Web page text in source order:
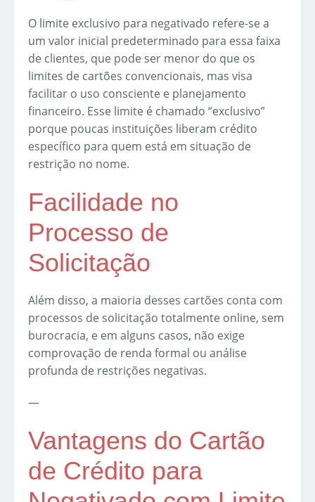
O limite exclusivo para negativado refere-se a
um valor inicial predeterminado para essa faixa
de clientes, que pode ser menor do que os
limites de cartões convencionais, mas visa
facilitar o uso consciente e planejamento
financeiro. Esse limite é chamado “exclusivo”
porque poucas instituições liberam crédito
específico para quem está em situação de
restrição no nome.
Facilidade no
Processo de
Solicitação
Além disso, a maioria desses cartões conta com
processos de solicitação totalmente online, sem
burocracia, e em alguns casos, não exige
comprovação de renda formal ou análise
profunda de restrições negativas.
—
Vantagens do Cartão
de Crédito para